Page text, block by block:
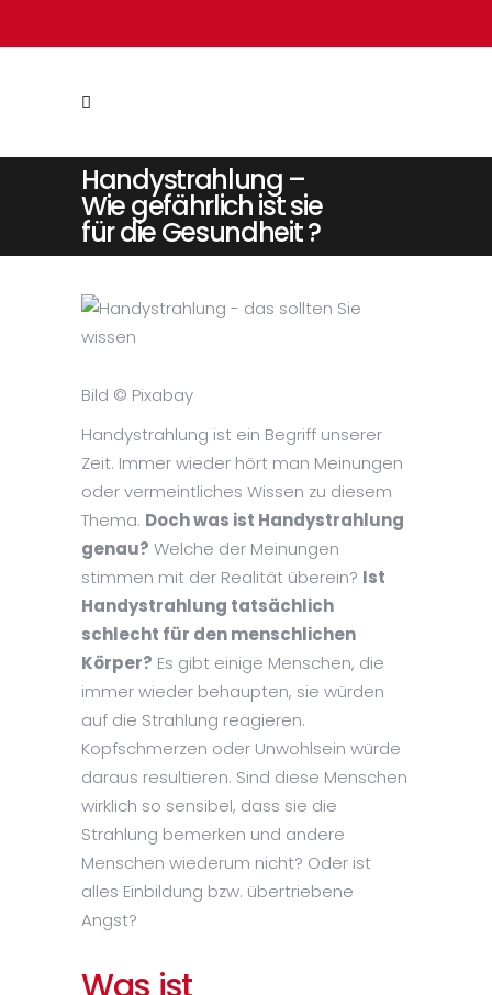
Handystrahlung –
Wie gefährlich ist sie
für die Gesundheit ?
Bild © Pixabay
Handystrahlung ist ein Begriff unserer
Zeit. Immer wieder hört man Meinungen
oder vermeintliches Wissen zu diesem
Thema. Doch was ist Handystrahlung
genau? Welche der Meinungen
stimmen mit der Realität überein? Ist
Handystrahlung tatsächlich
schlecht für den menschlichen
Körper? Es gibt einige Menschen, die
immer wieder behaupten, sie würden
auf die Strahlung reagieren.
Kopfschmerzen oder Unwohlsein würde
daraus resultieren. Sind diese Menschen
wirklich so sensibel, dass sie die
Strahlung bemerken und andere
Menschen wiederum nicht? Oder ist
alles Einbildung bzw. übertriebene
Angst?